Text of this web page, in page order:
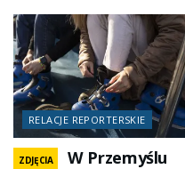
RELACJE REPORTERSKIE
ZDJĘCIA
W Przemyślu